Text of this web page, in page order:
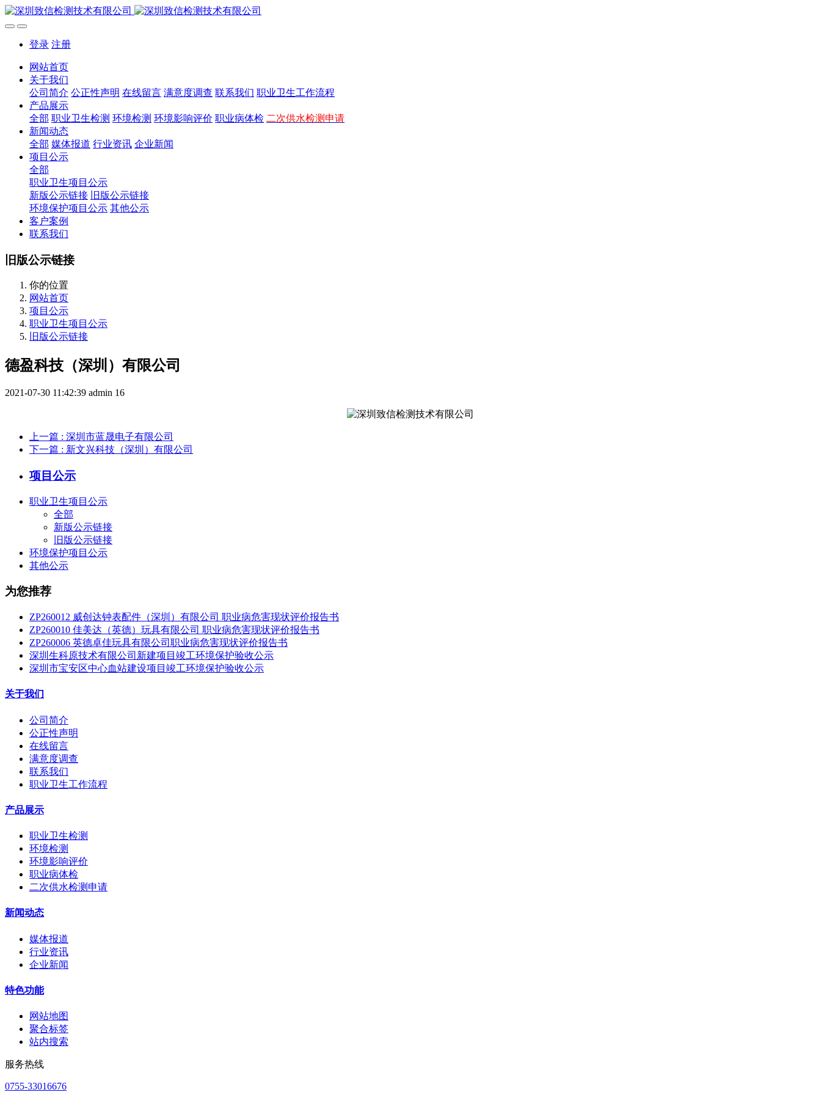
登录 注册
网站首页
关于我们
公司简介 公正性声明 在线留言 满意度调查 联系我们 职业卫生工作流程
产品展示
全部 职业卫生检测 环境检测 环境影响评价 职业病体检 二次供水检测申请
新闻动态
全部 媒体报道 行业资讯 企业新闻
项目公示
全部
职业卫生项目公示
新版公示链接
旧版公示链接
环境保护项目公示 其他公示
客户案例
联系我们
旧版公示链接
你的位置
网站首页
项目公示
职业卫生项目公示
旧版公示链接
德盈科技（深圳）有限公司
2021-07-30 11:42:39 admin 16
上一篇 : 深圳市蓝晟电子有限公司
下一篇 : 新文兴科技（深圳）有限公司
项目公示
职业卫生项目公示
全部
新版公示链接
旧版公示链接
环境保护项目公示
其他公示
为您推荐
ZP260012 威创达钟表配件（深圳）有限公司 职业病危害现状评价报告书
ZP260010 佳美达（英德）玩具有限公司 职业病危害现状评价报告书
ZP260006 英德卓佳玩具有限公司职业病危害现状评价报告书
深圳生科原技术有限公司新建项目竣工环境保护验收公示
深圳市宝安区中心血站建设项目竣工环境保护验收公示
关于我们
公司简介
公正性声明
在线留言
满意度调查
联系我们
职业卫生工作流程
产品展示
职业卫生检测
环境检测
环境影响评价
职业病体检
二次供水检测申请
新闻动态
媒体报道
行业资讯
企业新闻
特色功能
网站地图
聚合标签
站内搜索
服务热线
0755-33016676